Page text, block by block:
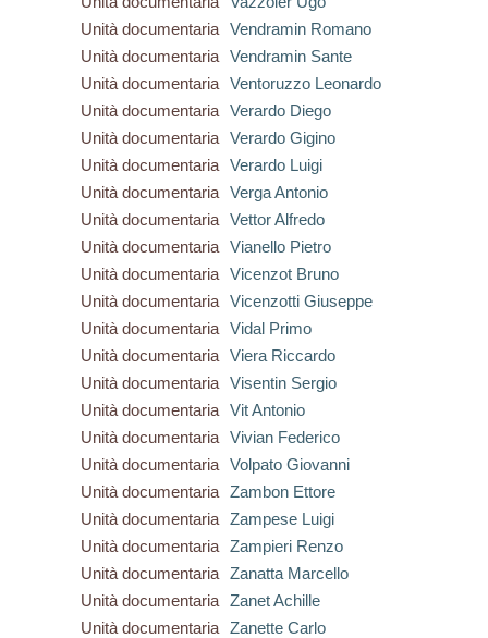
Unità documentaria
Vendramin Romano
Unità documentaria
Vendramin Sante
Unità documentaria
Ventoruzzo Leonardo
Unità documentaria
Verardo Diego
Unità documentaria
Verardo Gigino
Unità documentaria
Verardo Luigi
Unità documentaria
Verga Antonio
Unità documentaria
Vettor Alfredo
Unità documentaria
Vianello Pietro
Unità documentaria
Vicenzot Bruno
Unità documentaria
Vicenzotti Giuseppe
Unità documentaria
Vidal Primo
Unità documentaria
Viera Riccardo
Unità documentaria
Visentin Sergio
Unità documentaria
Vit Antonio
Unità documentaria
Vivian Federico
Unità documentaria
Volpato Giovanni
Unità documentaria
Zambon Ettore
Unità documentaria
Zampese Luigi
Unità documentaria
Zampieri Renzo
Unità documentaria
Zanatta Marcello
Unità documentaria
Zanet Achille
Unità documentaria
Zanette Carlo